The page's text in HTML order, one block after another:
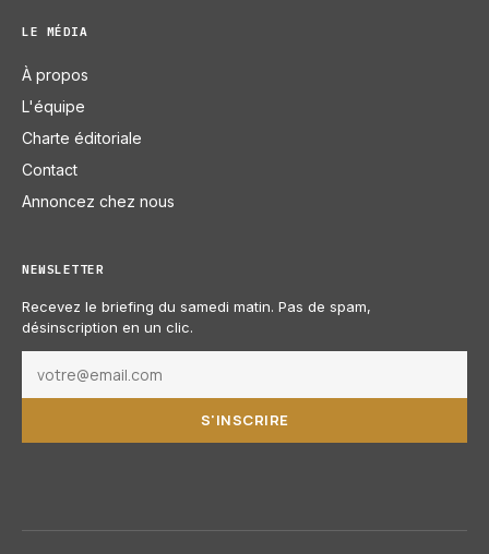
LE MÉDIA
À propos
L'équipe
Charte éditoriale
Contact
Annoncez chez nous
NEWSLETTER
Recevez le briefing du samedi matin. Pas de spam,
désinscription en un clic.
S'INSCRIRE